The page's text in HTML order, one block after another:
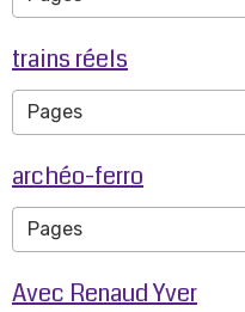
trains réels
archéo-ferro
Avec Renaud Yver